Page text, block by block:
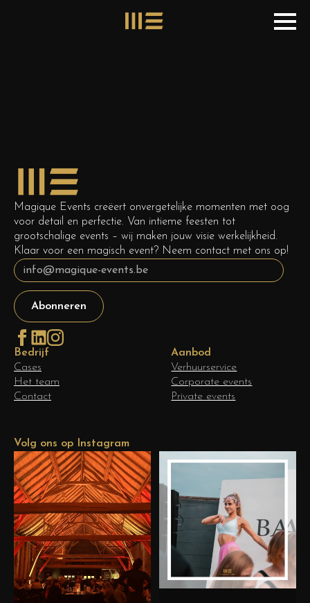
Magique Events creëert onvergetelijke momenten met oog
voor detail en perfectie. Van intieme feesten tot
grootschalige events – wij maken jouw visie werkelijkheid.
Klaar voor een magisch event? Neem contact met ons op!
Abonneren
Bedrijf
Cases
Het team
Contact
Aanbod
Verhuurservice
Corporate events
Private events
Volg ons op Instagram